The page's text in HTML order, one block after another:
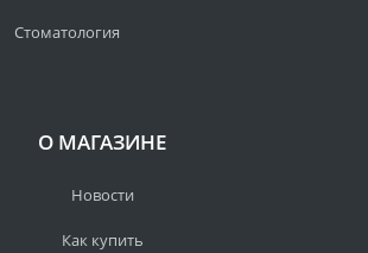
Стоматология
О МАГАЗИНЕ
Новости
Как купить